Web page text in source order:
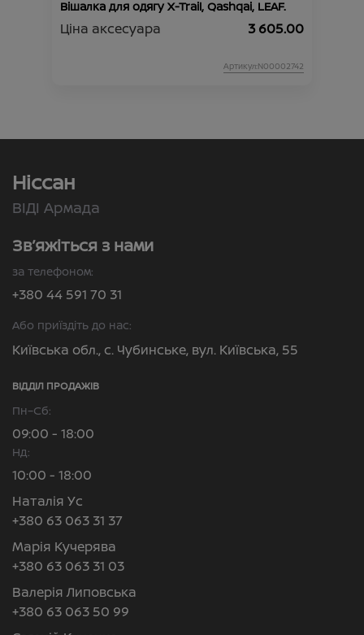
Вішалка для одягу X-Trail, Qashqai, LEAF.
Ціна аксесуара 3 605.00
Артикул:N00002742
Ніссан
ВІДІ Армада
Зв’яжіться з нами
за телефоном:
+380 44 591 70 31
Або приїздіть до нас:
Київська обл., с. Чубинське, вул. Київська, 55
ВІДДІЛ ПРОДАЖІВ
Пн–Сб:
09:00 - 18:00
Нд:
10:00 - 18:00
Наталія Ус
+380 63 063 31 37
Марія Кучерява
+380 63 063 31 03
Валерія Липовська
+380 63 063 50 99